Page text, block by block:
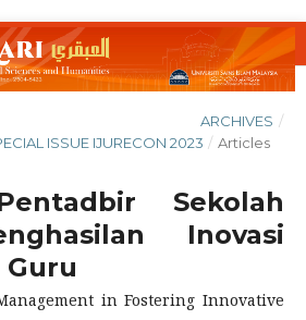
ARCHIVES /
ISSUE IJURECON 2023 / Articles
Sekolah
Inovasi
Guru
in Fostering Innovative